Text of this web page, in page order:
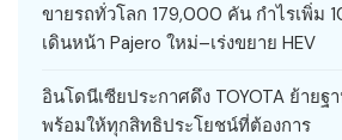
ขายรถทั่วโลก 179,000 คัน กำไรเพิ่ม
เดินหน้า Pajero ใหม่–เร่งขยาย HEV
อินโดนีเซียประกาศดึง TOYOTA ย้าย
พร้อมให้ทุกสิทธิประโยชน์ที่ต้องการ